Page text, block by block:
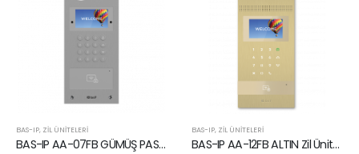
BAS-IP, ZIL ÜNITELERI
BAS-IP AA-07FB GÜMÜŞ PASLANMAZ ÇELİK Zil Ünitesi
BAS-IP, ZIL ÜNITELERI
BAS-IP AA-12FB ALTIN Zil Ünitesi